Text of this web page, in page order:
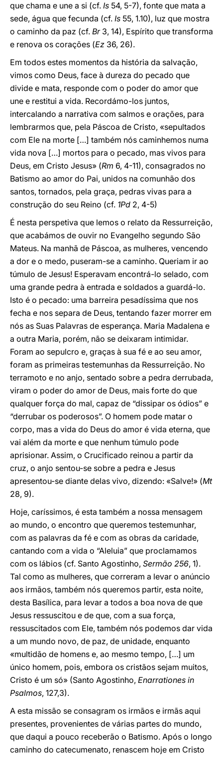
que chama e une a si (cf. Is 54, 5-7), fonte que mata a
sede, água que fecunda (cf. Is 55, 1.10), luz que mostra
o caminho da paz (cf. Br3, 14), Espírito que transforma
e renova os corações (Ez 36, 26).
Em todos estes momentos da história da salvação,
vimos como Deus, face à dureza do pecado que
divide e mata, responde com o poder do amor que
une e restitui a vida. Recordámo-los juntos,
intercalando a narrativa com salmos e orações, para
lembrarmos que, pela Páscoa de Cristo, «sepultados
com Ele na morte […] também nós caminhemos numa
vida nova […] mortos para o pecado, mas vivos para
Deus, em Cristo Jesus» (Rm 6, 4-11), consagrados no
Batismo ao amor do Pai, unidos na comunhão dos
santos, tornados, pela graça, pedras vivas para a
construção do seu Reino (cf. 1Pd 2, 4-5)
É nesta perspetiva que lemos o relato da Ressurreição,
que acabámos de ouvir no Evangelho segundo São
Mateus. Na manhã de Páscoa, as mulheres, vencendo
a dor e o medo, puseram-se a caminho. Queriam ir ao
túmulo de Jesus! Esperavam encontrá-lo selado, com
uma grande pedra à entrada e soldados a guardá-lo.
Isto é o pecado: uma barreira pesadíssima que nos
fecha e nos separa de Deus, tentando fazer morrer em
nós as Suas Palavras de esperança. Maria Madalena e
a outra Maria, porém, não se deixaram intimidar.
Foram ao sepulcro e, graças à sua fé e ao seu amor,
foram as primeiras testemunhas da Ressurreição. No
terramoto e no anjo, sentado sobre a pedra derrubada,
viram o poder do amor de Deus, mais forte do que
qualquer força do mal, capaz de “dissipar os ódios” e
“derrubar os poderosos”. O homem pode matar o
corpo, mas a vida do Deus do amor é vida eterna, que
vai além da morte e que nenhum túmulo pode
aprisionar. Assim, o Crucificado reinou a partir da
cruz, o anjo sentou-se sobre a pedra e Jesus
apresentou-se diante delas vivo, dizendo: «Salve!» (Mt
28, 9).
Hoje, caríssimos, é esta também a nossa mensagem
ao mundo, o encontro que queremos testemunhar,
com as palavras da fé e com as obras da caridade,
cantando com a vida o “Aleluia” que proclamamos
com os lábios (cf. Santo Agostinho, Sermão 256, 1).
Tal como as mulheres, que correram a levar o anúncio
aos irmãos, também nós queremos partir, esta noite,
desta Basílica, para levar a todos a boa nova de que
Jesus ressuscitou e de que, com a sua força,
ressuscitados com Ele, também nós podemos dar vida
a um mundo novo, de paz, de unidade, enquanto
«multidão de homens e, ao mesmo tempo, […] um
único homem, pois, embora os cristãos sejam muitos,
Cristo é um só» (Santo Agostinho, Enarrationes in
Psalmos, 127,3).
A esta missão se consagram os irmãos e irmãs aqui
presentes, provenientes de várias partes do mundo,
que daqui a pouco receberão o Batismo. Após o longo
caminho do catecumenato, renascem hoje em Cristo